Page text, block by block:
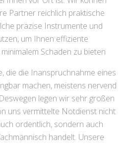
Partner reichlich praktische
präzise Instrumente und
um Ihnen effiziente
Schaden zu bieten
die die Inanspruchnahme eines
machen, meistens nervend
legen wir sehr großen
uns vermittelte Notdienst nicht
ordentlich, sondern auch
handelt. Unsere